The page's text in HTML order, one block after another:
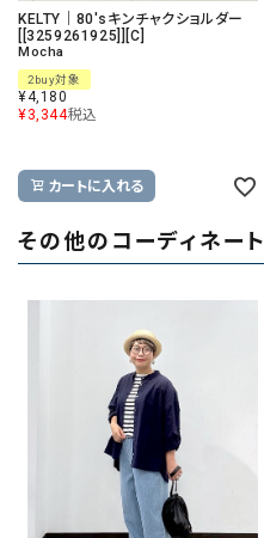
KELTY｜80'sキンチャクショルダー
[[3259261925]][C]
Mocha
2buy対象
¥4,180
¥3,344税込
カートに入れる
その他のコーディネート